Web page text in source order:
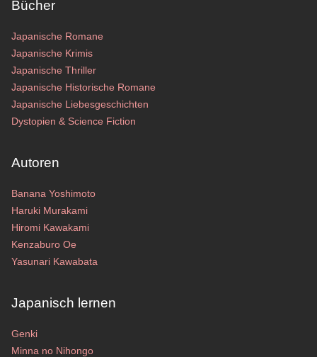
Bücher
Japanische Romane
Japanische Krimis
Japanische Thriller
Japanische Historische Romane
Japanische Liebesgeschichten
Dystopien & Science Fiction
Autoren
Banana Yoshimoto
Haruki Murakami
Hiromi Kawakami
Kenzaburo Oe
Yasunari Kawabata
Japanisch lernen
Genki
Minna no Nihongo